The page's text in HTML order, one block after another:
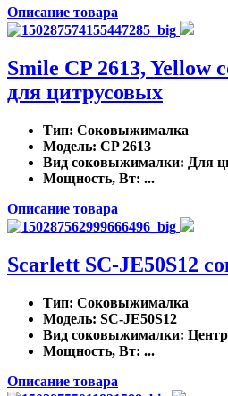
Описание товара
Smile CP 2613, Yellow
для цитрусовых
Тип: Соковыжималка
Модель: CP 2613
Вид соковыжималки: Для
Мощность, Вт: ...
Описание товара
Scarlett SC-JE50S12
Тип: Соковыжималка
Модель: SC-JE50S12
Вид соковыжималки:
Мощность, Вт: ...
Описание товара